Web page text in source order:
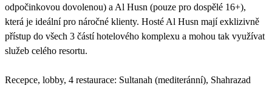
odpočinkovou dovolenou) a Al Husn (pouze pro dospělé 16+),
která je ideální pro náročné klienty. Hosté Al Husn mají exklizivně
přístup do všech 3 částí hotelového komplexu a mohou tak využívat
služeb celého resortu.
Recepce, lobby, 4 restaurace: Sultanah (mediteránní), Shahrazad